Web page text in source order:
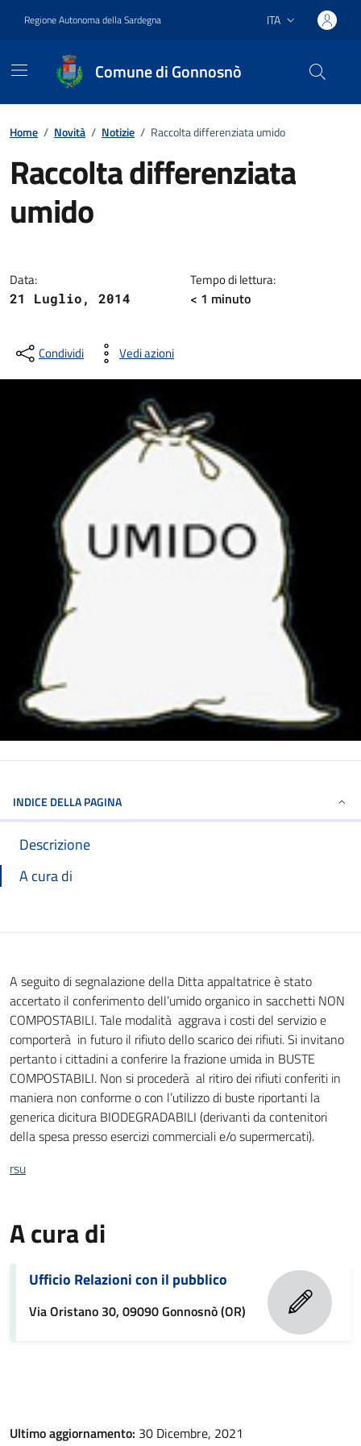
Regione Autonoma della Sardegna Lingua attiva:
ITA
Comune di Gonnosnò
Home / Novità / Notizie / Raccolta differenziata umido
Raccolta differenziata
umido
Data:
21 Luglio, 2014
Tempo di lettura:
< 1 minuto
Condividi Vedi azioni
INDICE DELLA PAGINA
Descrizione
A cura di
A seguito di segnalazione della Ditta appaltatrice è stato
accertato il conferimento dell’umido organico in sacchetti NON
COMPOSTABILI. Tale modalità aggrava i costi del servizio e
comporterà in futuro il rifiuto dello scarico dei rifiuti. Si invitano
pertanto i cittadini a conferire la frazione umida in BUSTE
COMPOSTABILI. Non si procederà al ritiro dei rifiuti conferiti in
maniera non conforme o con l’utilizzo di buste riportanti la
generica dicitura BIODEGRADABILI (derivanti da contenitori
della spesa presso esercizi commerciali e/o supermercati).
rsu
A cura di
Ufficio Relazioni con il pubblico
Via Oristano 30, 09090 Gonnosnò (OR)
Ultimo aggiornamento: 30 Dicembre, 2021